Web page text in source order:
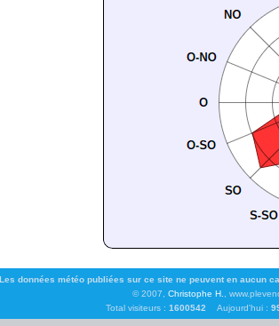
Les données météo publiées sur ce site ne peuvent en aucun
© 2007,Christophe H.,
Total visiteurs : 1600542 Aujourd'hui :